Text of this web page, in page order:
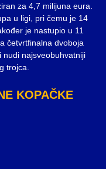
za 4,7 milijuna eura.
u ligi, pri čemu je 14
je nastupio u 11
četvrtfinalna dvoboja
nudi najsveobuhvatniji
trojca.
KOPAČKE